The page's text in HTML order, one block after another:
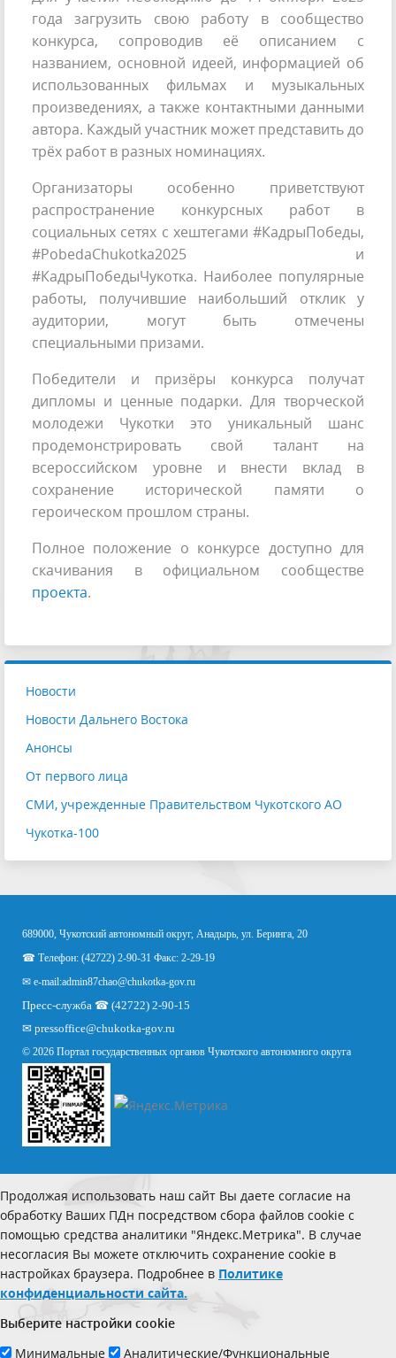
года загрузить свою работу в сообщество
конкурса, сопроводив её описанием с
названием, основной идеей, информацией об
использованных фильмах и музыкальных
произведениях, а также контактными данными
автора. Каждый участник может представить до
трёх работ в разных номинациях.
Организаторы особенно приветствуют
распространение конкурсных работ в
социальных сетях с хештегами #КадрыПобеды,
#PobedaChukotka2025 и
#КадрыПобедыЧукотка. Наиболее популярные
работы, получившие наибольший отклик у
аудитории, могут быть отмечены
специальными призами.
Победители и призёры конкурса получат
дипломы и ценные подарки. Для творческой
молодежи Чукотки это уникальный шанс
продемонстрировать свой талант на
всероссийском уровне и внести вклад в
сохранение исторической памяти о
героическом прошлом страны.
Полное положение о конкурсе доступно для
скачивания в официальном сообществе
проекта.
Новости
Новости Дальнего Востока
Анонсы
От первого лица
СМИ, учрежденные Правительством Чукотского АО
Чукотка-100
689000, Чукотский автономный округ, Анадырь, ул. Беринга, 20
☎ Телефон: (42722) 2-90-31 Факс: 2-29-19
✉ e-mail:admin87chao@chukotka-gov.ru
Пресс-служба ☎ (42722) 2-90-15
✉ pressoffice@chukotka-gov.ru
© 2026 Портал государственных органов Чукотского автономного округа
Продолжая использовать наш сайт Вы даете согласие на
обработку Ваших ПДн посредством сбора файлов cookie с
помощью средства аналитики "Яндекс.Метрика". В случае
несогласия Вы можете отключить сохранение cookie в
настройках браузера. Подробнее в Политике
конфиденциальности сайта.
Выберите настройки cookie
Минимальные
Аналитические/Функциональные